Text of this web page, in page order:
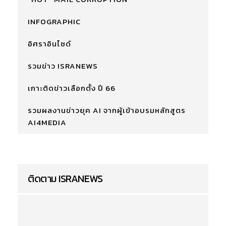
INFOGRAPHIC
อิศราอินไซด์
รวมข่าว ISRANEWS
เกาะติดข่าวเลือกตั้ง ปี 66
รวมผลงานข่าวยุค AI จากผู้เข้าอบรมหลักสูตร
AI4MEDIA
ติดตาม ISRANEWS